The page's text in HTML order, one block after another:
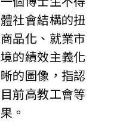
社會結構的扭
品化、就業市
的績效主義化
的圖像，指認
前高教工會等
。